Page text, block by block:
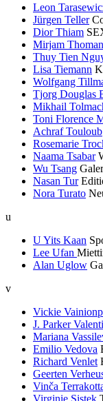
Leon
Jürgen Teller
Dior Thiam
Mirjam
Thuy Tien
Lisa Tiemann
Wolfgang
Tjorg Douglas
Mikhail
Toni Florence
Achraf Touloub
Rosemarie
Naama Tsabar
Wu Tsang
Nasan Tur
Nora Turato
u
U Yits Kaan
Lee Ufan
Alan Uglow
v
Vickie
J. Parker
Mariana
Emilio Vedova
Richard Venlet
Geerten
Vinča
Virginie Sistek